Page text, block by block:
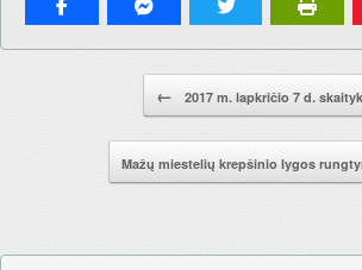
← 2017 m. lapkričio 7 d.
Mažų miestelių krepšinio lygos